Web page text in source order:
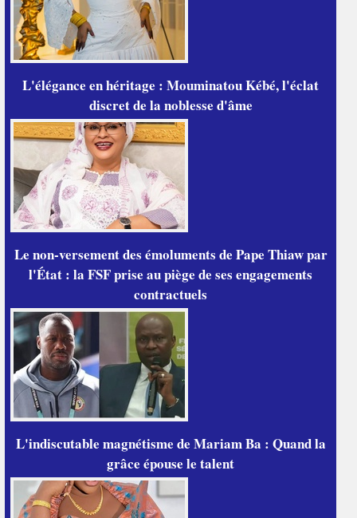
L'élégance en héritage : Mouminatou Kébé, l'éclat
discret de la noblesse d'âme
Le non-versement des émoluments de Pape Thiaw par
l'État : la FSF prise au piège de ses engagements
contractuels
L'indiscutable magnétisme de Mariam Ba : Quand la
grâce épouse le talent